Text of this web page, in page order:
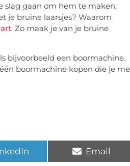
slag gaan om hem te maken.
je bruine laarsjes? Waarom
. Zo maak je van je bruine
bijvoorbeeld een boormachine.
boormachine kopen die je
Email